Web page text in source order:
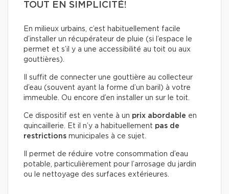
TOUT EN SIMPLICITÉ!
En milieux urbains, c’est habituellement facile
d’installer un récupérateur de pluie (si l’espace le
permet et s’il y a une accessibilité au toit ou aux
gouttières).
Il suffit de connecter une gouttière au collecteur
d’eau (souvent ayant la forme d’un baril) à votre
immeuble. Ou encore d’en installer un sur le toit.
Ce dispositif est en vente à un prix abordable en
quincaillerie. Et il n’y a habituellement pas de
restrictions municipales à ce sujet.
Il permet de réduire votre consommation d’eau
potable, particulièrement pour l’arrosage du jardin
ou le nettoyage des surfaces extérieures.